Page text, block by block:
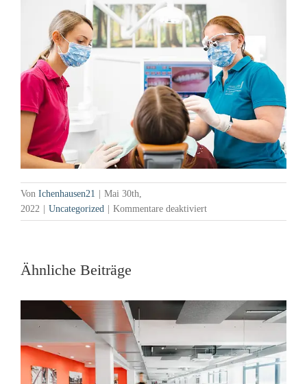
Von Ichenhausen21
Mai 30th,
2022
Uncategorized Kommentare deaktiviertfür
Werbefotos
Ähnliche Beiträge